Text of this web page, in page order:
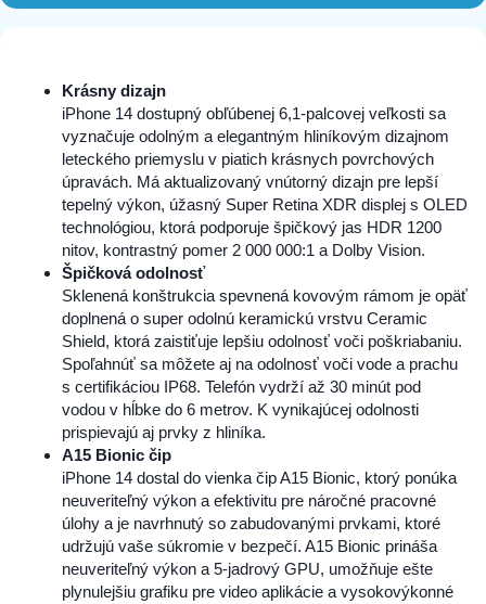
Krásny dizajn
iPhone 14 dostupný obľúbenej 6,1-palcovej veľkosti sa
vyznačuje odolným a elegantným hliníkovým dizajnom
leteckého priemyslu v piatich krásnych povrchových
úpravách. Má aktualizovaný vnútorný dizajn pre lepší
tepelný výkon, úžasný Super Retina XDR displej s OLED
technológiou, ktorá podporuje špičkový jas HDR 1200
nitov, kontrastný pomer 2 000 000:1 a Dolby Vision.
Špičková odolnosť
Sklenená konštrukcia spevnená kovovým rámom je opäť
doplnená o super odolnú keramickú vrstvu Ceramic
Shield, ktorá zaistiťuje lepšiu odolnosť voči poškriabaniu.
Spoľahnúť sa môžete aj na odolnosť voči vode a prachu
s certifikáciou IP68. Telefón vydrží až 30 minút pod
vodou v hĺbke do 6 metrov. K vynikajúcej odolnosti
prispievajú aj prvky z hliníka.
A15 Bionic čip
iPhone 14 dostal do vienka čip A15 Bionic, ktorý ponúka
neuveriteľný výkon a efektivitu pre náročné pracovné
úlohy a je navrhnutý so zabudovanými prvkami, ktoré
udržujú vaše súkromie v bezpečí. A15 Bionic prináša
neuveriteľný výkon a 5-jadrový GPU, umožňuje ešte
plynulejšiu grafiku pre video aplikácie a vysokovýkonné